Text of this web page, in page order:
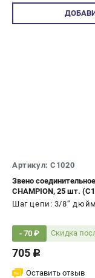
Артикул: C1020
Звено
CHAMPION, 25 шт.
Шаг цепи: 3/8’’
- 70 ₽ Скидка
705 c
Оставить отзыв